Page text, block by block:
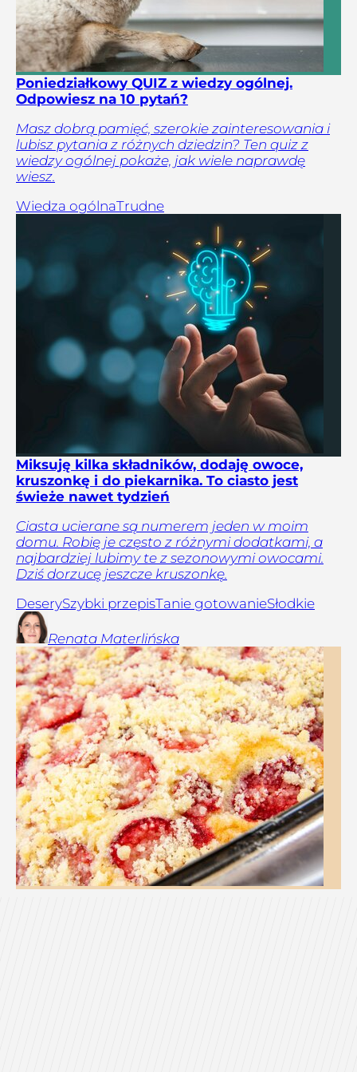
Poniedziałkowy QUIZ z wiedzy ogólnej.
Odpowiesz na 10 pytań?
Masz dobrą pamięć, szerokie zainteresowania i
lubisz pytania z różnych dziedzin? Ten quiz z
wiedzy ogólnej pokaże, jak wiele naprawdę
wiesz.
Wiedza ogólnaTrudne
Miksuję kilka składników, dodaję owoce,
kruszonkę i do piekarnika. To ciasto jest
świeże nawet tydzień
Ciasta ucierane są numerem jeden w moim
domu. Robię je często z różnymi dodatkami, a
najbardziej lubimy te z sezonowymi owocami.
Dziś dorzucę jeszcze kruszonkę.
DeserySzybki przepisTanie gotowanieSłodkie
Renata Materlińska